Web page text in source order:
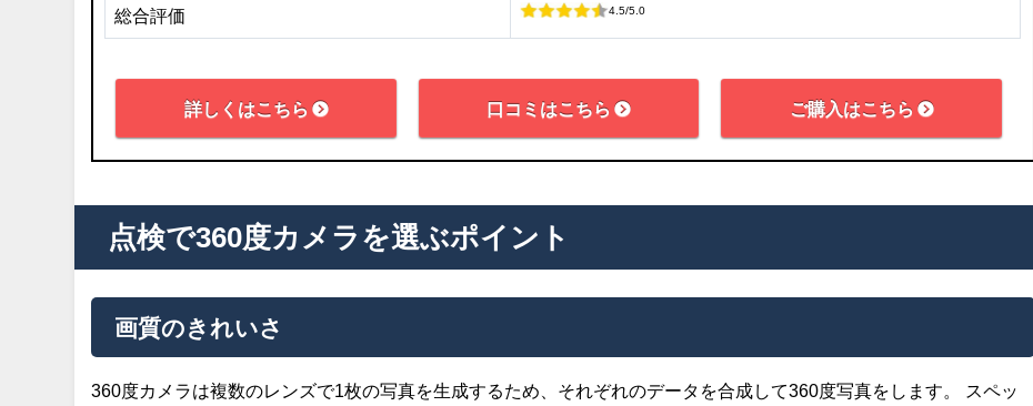
総合評価 4.5/5.0
詳しくはこちら 口コミはこちら ご購入はこちら
点検で360度カメラを選ぶポイント
画質のきれいさ
360度カメラは複数のレンズで1枚の写真を生成するため、それぞれのデータを合成して360度写真をします。 スペッ